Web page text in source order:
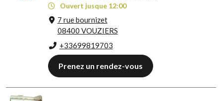
Ouvert jusque 12:00
7 rue bournizet
08400 VOUZIERS
+33699819703
Prenez un rendez-vous